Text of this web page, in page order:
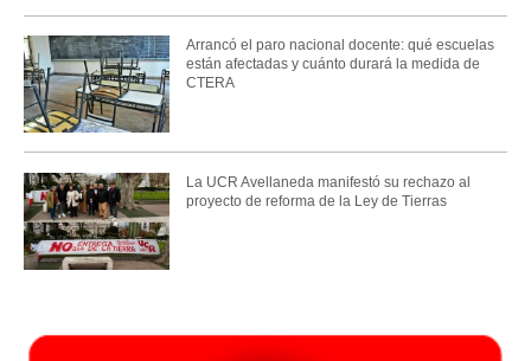
Arrancó el paro nacional docente: qué escuelas
están afectadas y cuánto durará la medida de
CTERA
La UCR Avellaneda manifestó su rechazo al
proyecto de reforma de la Ley de Tierras